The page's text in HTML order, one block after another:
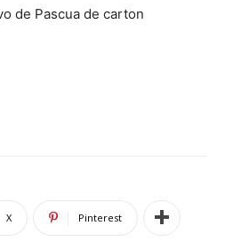
X Pinterest